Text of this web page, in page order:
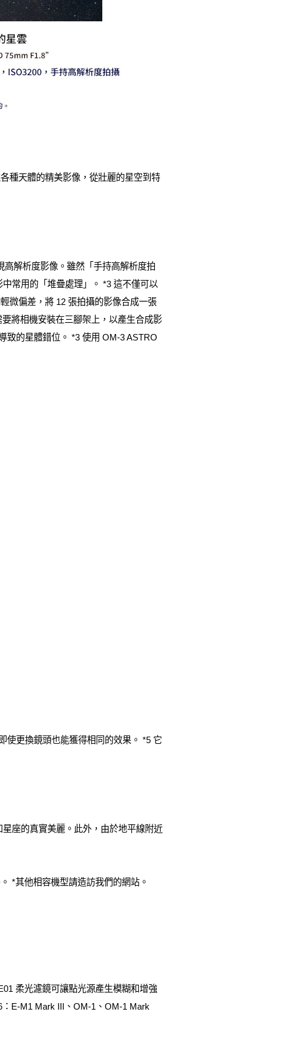
種天體的精美影像，從壯麗的星空到特
高解析度影像。雖然「手持高解析度拍
常用的「堆疊處理」。 *3 這不僅可以
微偏差，將 12 張拍攝的影像合成一張
將相機安裝在三腳架上，以產生合成影
致的星體錯位。 *3 使用 OM-3 ASTRO
使更換鏡頭也能獲得相同的效果。 *5 它
座的真實美麗。此外，由於地平線附近
*其他相容機型請造訪我們的網站。
柔光濾鏡可讓點光源產生模糊和增強
E-M1 Mark III、OM-1、OM-1 Mark